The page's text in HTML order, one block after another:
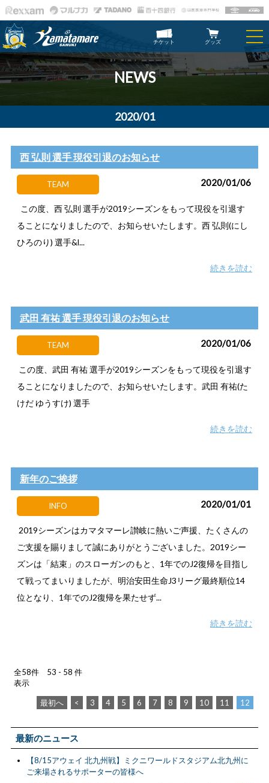
チケット グッズ
NEWS
2020/01
西 弘則 選手 現役引退のお知らせ
TEAM 2020/01/06
この度、西 弘則 選手が2019シーズンをもって現役を引退す
ることになりましたので、お知らせいたします。西 弘則(にし
ひろのり) 選手&l...
続きを読む
武田 有祐 選手 現役引退のお知らせ
TEAM 2020/01/06
この度、武田 有祐 選手が2019シーズンをもって現役を引退す
ることになりましたので、お知らせいたします。武田 有祐(た
けだ ゆうすけ) 選手
続きを読む
新年のご挨拶
INFO 2020/01/01
2019シーズンはカマタマーレ讃岐に熱いご声援、たくさんの
ご支援を賜りまして誠にありがとうございました。2019シー
ズンは「結束」のスローガンのもと、1年でのJ2復帰を目指し
て戦ってまいりましたが、明治安田生命J3リーグ最終順位14
位となり、1年でのJ2復帰を果たせず...
続きを読む
全58件 53 - 58 件
表示
最初へ < 3 4 5 6 7 8 9 10 11 12
最新のニュース
【8/15アウェイ 北九州戦】ミクニワールドスタジアム北九州に
ご来場されるサポーターの皆様へ